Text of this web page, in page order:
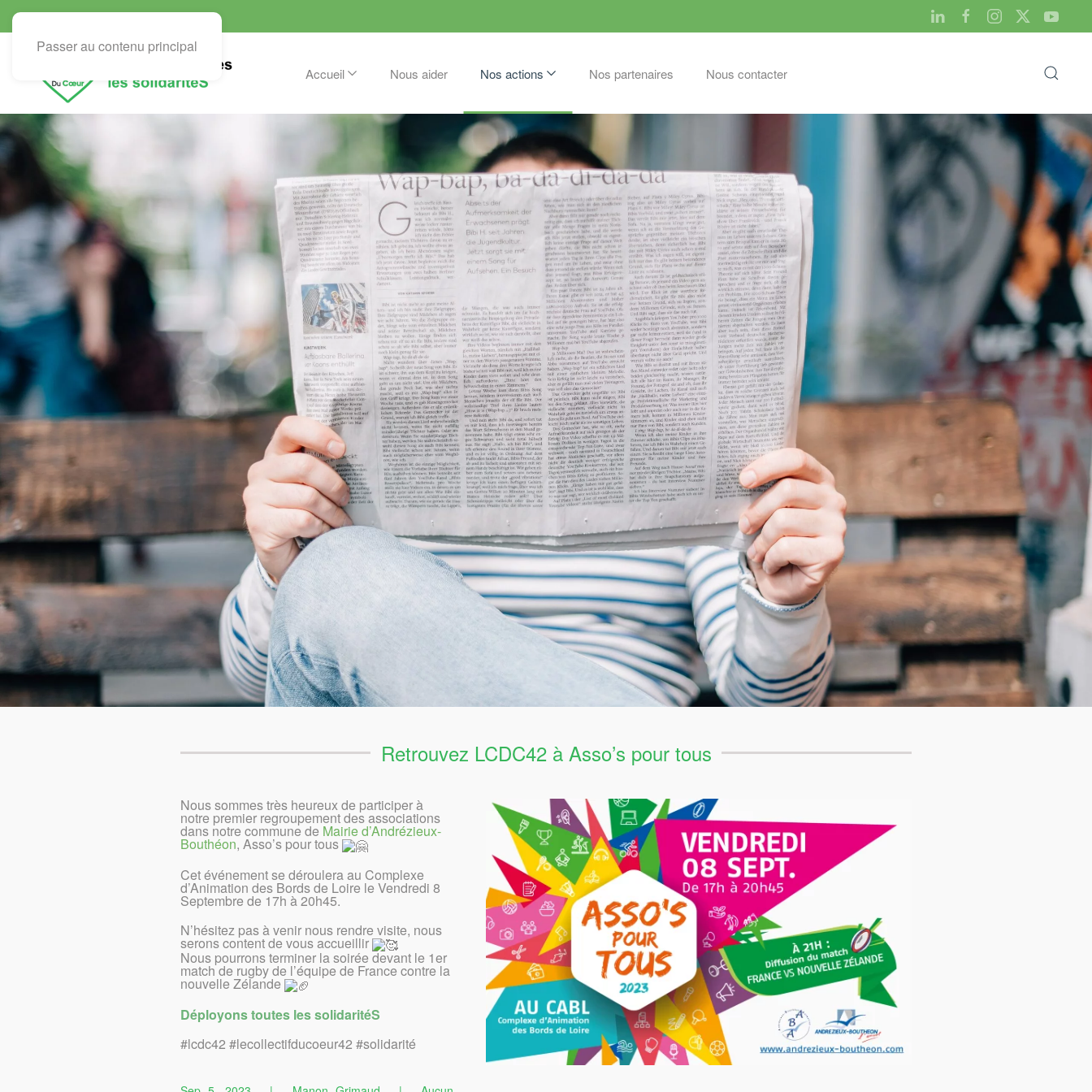
Passer au contenu principal
Accueil Nous aider Nos actions Nos partenaires Nous contacter
Retrouvez LCDC42 à Asso’s pour tous
Nous sommes très heureux de participer à
notre premier regroupement des associations
dans notre commune de Mairie d’Andrézieux-
Bouthéon, Asso’s pour tous
Cet événement se déroulera au Complexe
d’Animation des Bords de Loire le Vendredi 8
Septembre de 17h à 20h45.
N’hésitez pas à venir nous rendre visite, nous
serons content de vous accueillir
Nous pourrons terminer la soirée devant le 1er
match de rugby de l’équipe de France contre la
nouvelle Zélande
Déployons toutes les solidaritéS
#lcdc42 #lecollectifducoeur42 #solidarité